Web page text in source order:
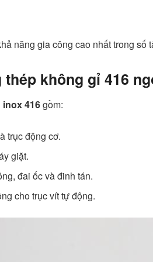
năng gia công cao nhất trong số
thép không gỉ 416
inox 416gồm:
trục động cơ.
giặt.
đai ốc và đinh tán.
cho trục vít tự động.